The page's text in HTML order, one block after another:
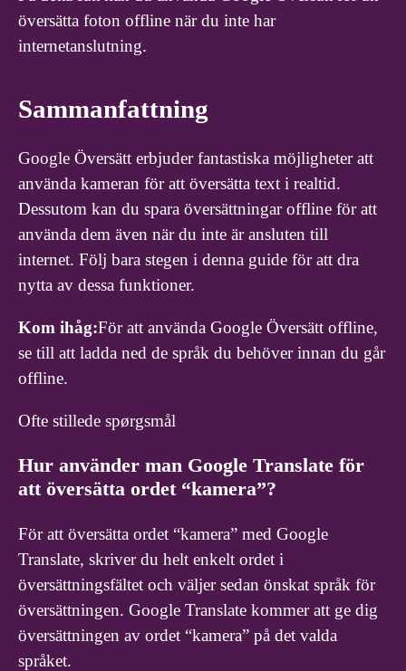
översätta foton offline när du inte har
internetanslutning.
Sammanfattning
Google Översätt erbjuder fantastiska möjligheter att
använda kameran för att översätta text i realtid.
Dessutom kan du spara översättningar offline för att
använda dem även när du inte är ansluten till
internet. Följ bara stegen i denna guide för att dra
nytta av dessa funktioner.
Kom ihåg:För att använda Google Översätt offline,
se till att ladda ned de språk du behöver innan du går
offline.
Ofte stillede spørgsmål
Hur använder man Google Translate för
att översätta ordet “kamera”?
För att översätta ordet “kamera” med Google
Translate, skriver du helt enkelt ordet i
översättningsfältet och väljer sedan önskat språk för
översättningen. Google Translate kommer att ge dig
översättningen av ordet “kamera” på det valda
språket.